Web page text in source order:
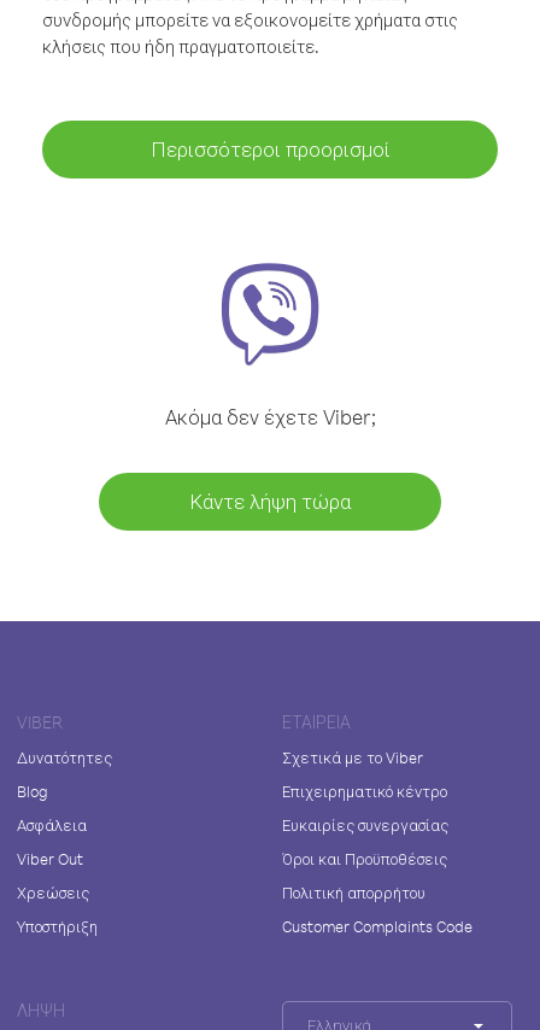
συνδρομής μπορείτε να εξοικονομείτε χρήματα στις
κλήσεις που ήδη πραγματοποιείτε.
Περισσότεροι προορισμοί
Ακόμα δεν έχετε Viber;
Κάντε λήψη τώρα
VIBER
Δυνατότητες
Blog
Ασφάλεια
Viber Out
Χρεώσεις
Υποστήριξη
ΕΤΑΙΡΕΊΑ
Σχετικά με το Viber
Επιχειρηματικό κέντρο
Ευκαιρίες συνεργασίας
Όροι και Προϋποθέσεις
Πολιτική απορρήτου
Customer Complaints Code
ΛΉΨΗ
Ελληνικά